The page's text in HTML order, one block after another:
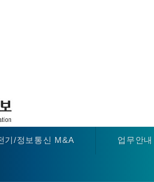
기/정보통신 M&A 업무안내